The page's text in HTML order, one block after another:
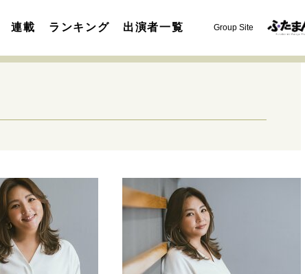
連載 ランキング 出演者一覧 Group Site
えた出会い 決断の裏側 挫折からの再起
葛藤
10代の挫折と原点
キャリアの描き方 独立という決断 大人の学び直し
選択